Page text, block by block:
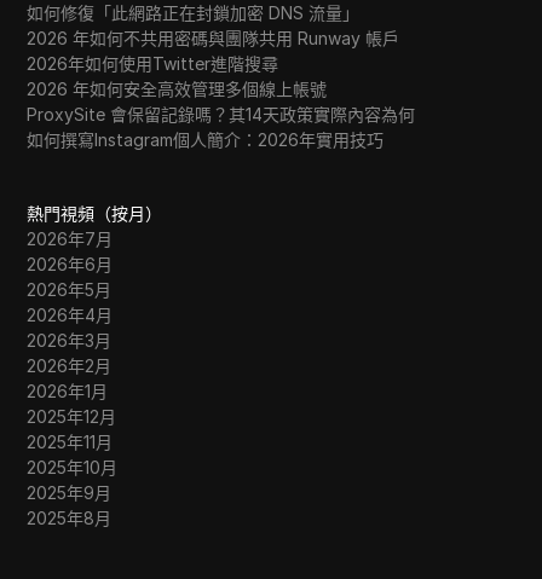
如何修復「此網路正在封鎖加密 DNS 流量」
2026 年如何不共用密碼與團隊共用 Runway 帳戶
2026年如何使用Twitter進階搜尋
2026 年如何安全高效管理多個線上帳號
ProxySite 會保留記錄嗎？其14天政策實際內容為何
如何撰寫Instagram個人簡介：2026年實用技巧
熱門視頻（按月）
2026年7月
2026年6月
2026年5月
2026年4月
2026年3月
2026年2月
2026年1月
2025年12月
2025年11月
2025年10月
2025年9月
2025年8月